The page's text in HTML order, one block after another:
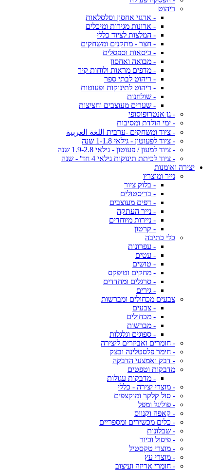
ריהוט
- ארגזי אחסון וסלסלאות
- ארונות מגירות ומיכלים
- המלצות לציוד כללי
- חצר - מתקנים ומשחקים
- כיסאות וספסלים
- מבואה ואחסון
- מדפים מראות ולוחות קיר
- ריהוט לבתי ספר
- ריהוט לתינוקות ופעוטות
- שולחנות
- שערים מעוצבים וחציצות
- גן אנטרופוסופי
- ימי הולדת ומסיבות
- ציוד ומשחקים -ערבית اللغة العربية
- ציוד לפעוטון - גילאי 1-1.8 שנה
- ציוד למעון / פעוטון - גילאי 1.9-2.8 שנה
- ציוד לכיתת תינוקות גילאי 4 חד' - שנה
יצירה ואומנות
נייר ומוצריו
- בלוק ציור
- בריסטולים
- דפים מעוצבים
- נייר העתקה
- ניירות מיוחדים
- קרטון
כלי כתיבה
- עפרונות
- עטים
- טושים
- מחקים וטיפקס
- סרגלים ומחדדים
- גירים
צבעים מכחולים ומברשות
- צבעים
- מכחולים
- מברשות
- ספוגים וגלגלות
- חומרים ואביזרים ליצירה
- חימר פלסטלינה ובצק
- דבק ואמצעי הדבקה
מדבקות וטפטים
- מדבקות עגולות
- מוצרי יצירה - כללי
- סול קלקר ומוקצפים
- פוליגל ומפל
- קאפה וקנווס
- כלים מכשירים ומספריים
- שבלונות
- פיסול וכיור
- מוצרי טקסטיל
- מוצרי עץ
- חומרי אריזה ועיצוב